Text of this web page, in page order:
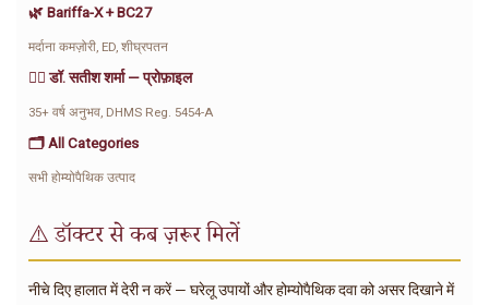
🌿 Bariffa-X + BC27
मर्दाना कमज़ोरी, ED, शीघ्रपतन
👨‍⚕️ डॉ. सतीश शर्मा — प्रोफ़ाइल
35+ वर्ष अनुभव, DHMS Reg. 5454-A
🗂️ All Categories
सभी होम्योपैथिक उत्पाद
⚠️ डॉक्टर से कब ज़रूर मिलें
नीचे दिए हालात में देरी न करें — घरेलू उपायों और होम्योपैथिक दवा को असर दिखाने में